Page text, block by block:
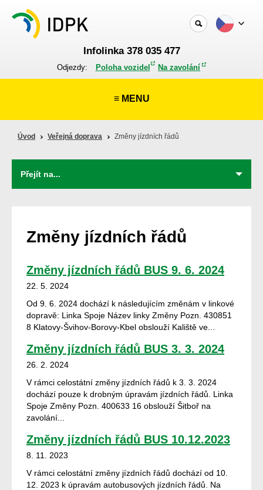
Infolinka 378 035 477
Odjezdy: Poloha vozidel Na zavolání
≡ MENU
Úvod Veřejná doprava Změny jízdních řádů
Změny jízdních řádů
Změny jízdních řádů BUS 9. 6. 2024
22. 5. 2024
Od 9. 6. 2024 dochází k následujícím změnám v linkové
dopravě: Linka Spoje Název linky Změny Pozn. 430851
8 Klatovy-Švihov-Borovy-Kbel obslouží Kaliště ve...
Změny jízdních řádů BUS 3. 3. 2024
26. 2. 2024
V rámci celostátní změny jízdních řádů k 3. 3. 2024
dochází pouze k drobným úpravám jízdních řádů. Linka
Spoje Změny Pozn. 400633 16 obslouží Šitboř na
zavolání...
Změny jízdních řádů BUS 10.12.2023
8. 11. 2023
V rámci celostátní změny jízdních řádů dochází od 10.
12. 2023 k úpravám autobusových jízdních řádů. Na